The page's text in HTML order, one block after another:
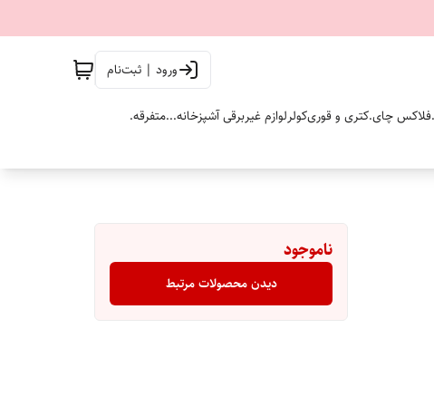
ورود | ثبت‌نام
فلاکس چای.کتری و قوریکولرلوازم غیربرقی آشپزخانه...متفرقه.
ناموجود
دیدن محصولات مرتبط